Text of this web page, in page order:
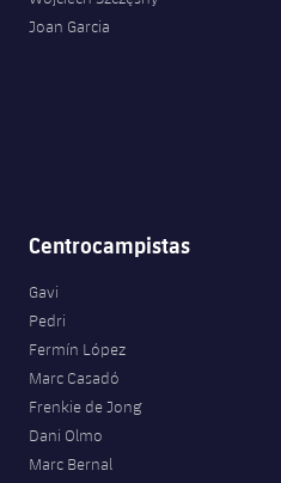
Servicios Médicos
Acreditaciones
Fotos
Fotos
Infantil A
Palmarés
Historia
Clasificaciones
plusicon
más
Infantil
Actualidad
Entradas
Resultados
Barça Atlètic
plusicon
Calendario
Resultados
Actualidad
Barça C
Campus Verano
PLUSICON
MÁS
Joan Garcia
Centrocampistas
Gavi
Pedri
Fermín López
Marc Casadó
Frenkie de Jong
Dani Olmo
Marc Bernal